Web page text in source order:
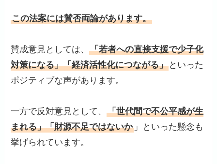
この法案には賛否両論があります。
賛成意見としては、「若者への直接支援で少子化
対策になる」「経済活性化につながる」 といった
ポジティブな声があります。
一方で反対意見として、「世代間で不公平感が生
まれる」「財源不足ではないか 」といった懸念も
挙げられています。